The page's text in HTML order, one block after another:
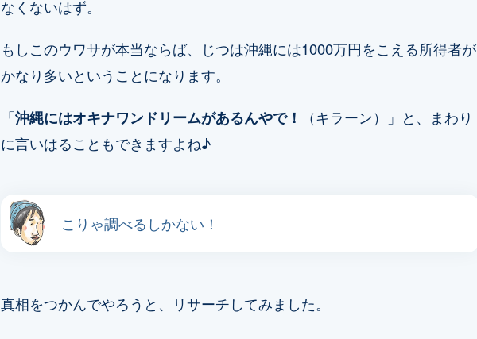
なくないはず。
もしこのウワサが本当ならば、じつは沖縄には1000万円をこえる所得者が
かなり多いということになります。
「沖縄にはオキナワンドリームがあるんやで！
（キラーン）」と、まわり
に言いはることもできますよね♪
こりゃ調べるしかない！
真相をつかんでやろうと、リサーチしてみました。